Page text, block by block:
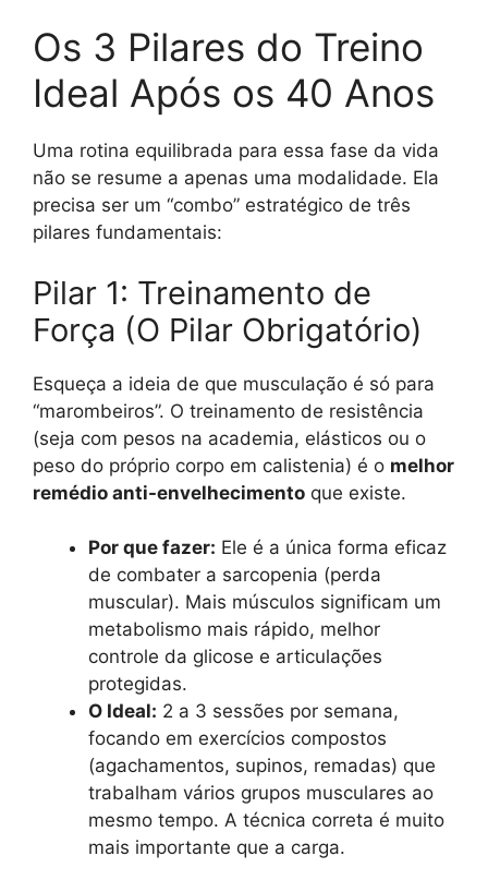
Os 3 Pilares do Treino
Ideal Após os 40 Anos
Uma rotina equilibrada para essa fase da vida
não se resume a apenas uma modalidade. Ela
precisa ser um “combo” estratégico de três
pilares fundamentais:
Pilar 1: Treinamento de
Força (O Pilar Obrigatório)
Esqueça a ideia de que musculação é só para
“marombeiros”. O treinamento de resistência
(seja com pesos na academia, elásticos ou o
peso do próprio corpo em calistenia) é o melhor
remédio anti-envelhecimento que existe.
Por que fazer: Ele é a única forma eficaz
de combater a sarcopenia (perda
muscular). Mais músculos significam um
metabolismo mais rápido, melhor
controle da glicose e articulações
protegidas.
O Ideal: 2 a 3 sessões por semana,
focando em exercícios compostos
(agachamentos, supinos, remadas) que
trabalham vários grupos musculares ao
mesmo tempo. A técnica correta é muito
mais importante que a carga.